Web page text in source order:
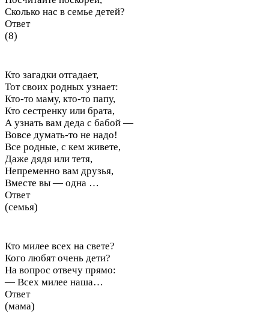
Сколько нас в семье детей?
Ответ
(8)
Кто загадки отгадает,
Тот своих родных узнает:
Кто-то маму, кто-то папу,
Кто сестренку или брата,
А узнать вам деда с бабой —
Вовсе думать-то не надо!
Все родные, с кем живете,
Даже дядя или тетя,
Непременно вам друзья,
Вместе вы — одна …
Ответ
(семья)
Кто милее всех на свете?
Кого любят очень дети?
На вопрос отвечу прямо:
— Всех милее наша…
Ответ
(мама)